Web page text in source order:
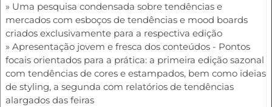
» Uma pesquisa condensada sobre tendências e
mercados com esboços de tendências e mood boards
criados exclusivamente para a respectiva edição
» Apresentação jovem e fresca dos conteúdos - Pontos
focais orientados para a prática: a primeira edição sazonal
com tendências de cores e estampados, bem como ideias
de styling, a segunda com relatórios de tendências
alargados das feiras